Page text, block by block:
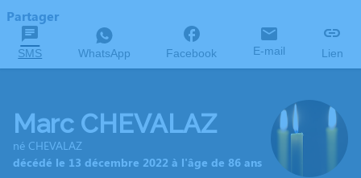
Partager
SMS WhatsApp Facebook E-mail Lien
Marc CHEVALAZ
né CHEVALAZ
décédé le 13 décembre 2022 à l'âge de 86 ans